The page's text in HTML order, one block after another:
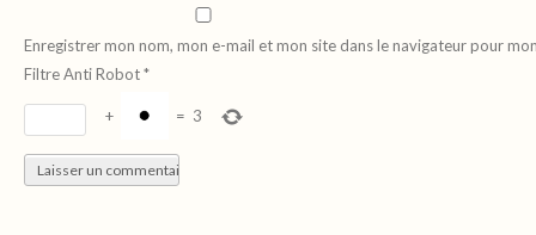
Enregistrer mon nom, mon e-mail et mon site dans le navigateur pour
Filtre Anti Robot*
+ = 3